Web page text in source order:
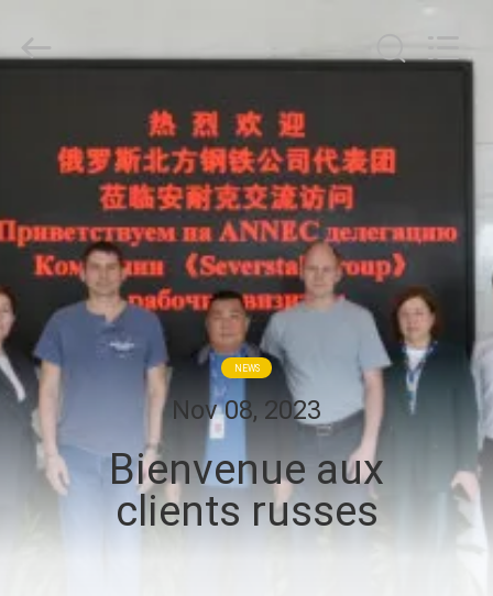
MAISON
PRODUITS
À
PROPOS
DE
NOUS
VISITE
DE
Industrial
Co.,
NEWS
Nov 08, 2023
Bienvenue aux
clients russes